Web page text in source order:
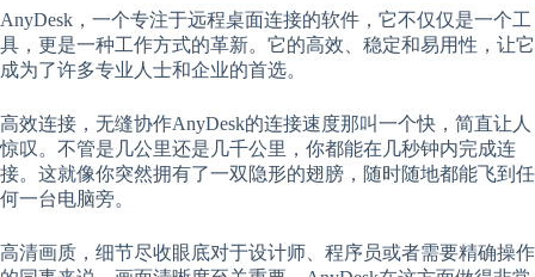
AnyDesk，一个专注于远程桌面连接的软件，它不仅仅是一个工
具，更是一种工作方式的革新。它的高效、稳定和易用性，让它
成为了许多专业人士和企业的首选。
高效连接，无缝协作AnyDesk的连接速度那叫一个快，简直让人
惊叹。不管是几公里还是几千公里，你都能在几秒钟内完成连
接。这就像你突然拥有了一双隐形的翅膀，随时随地都能飞到任
何一台电脑旁。
高清画质，细节尽收眼底对于设计师、程序员或者需要精确操作